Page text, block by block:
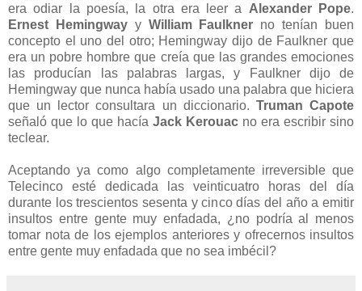
era odiar la poesía, la otra era leer a Alexander Pope.
Ernest Hemingwayy William Faulkner no tenían buen
concepto el uno del otro; Hemingway dijo de Faulkner que
era un pobre hombre que creía que las grandes emociones
las producían las palabras largas, y Faulkner dijo de
Hemingway que nunca había usado una palabra que hiciera
que un lector consultara un diccionario. Truman Capote
señaló que lo que hacía Jack Kerouac no era escribir sino
teclear.
Aceptando ya como algo completamente irreversible que
Telecinco esté dedicada las veinticuatro horas del día
durante los trescientos sesenta y cinco días del año a emitir
insultos entre gente muy enfadada, ¿no podría al menos
tomar nota de los ejemplos anteriores y ofrecernos insultos
entre gente muy enfadada que no sea imbécil?